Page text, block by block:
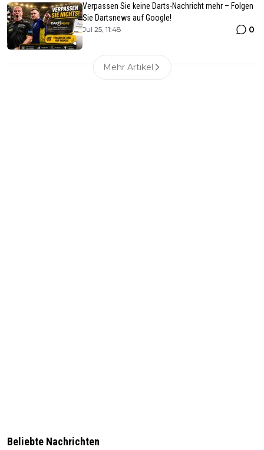
Verpassen Sie keine Darts-Nachricht mehr – Folgen
Sie Dartsnews auf Google!
Jul 25, 11:48 0
Mehr Artikel
Beliebte Nachrichten